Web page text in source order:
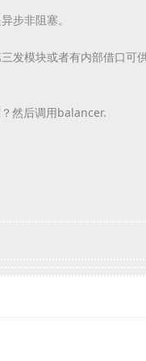
步非阻塞。
发模块或者有内部借口可
然后调用balancer.